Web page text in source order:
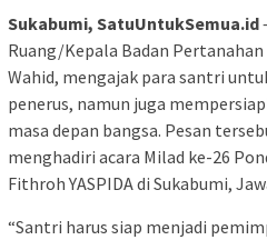
Sukabumi, SatuUntukSemua.id
Ruang/Kepala Badan
Wahid, mengajak para santri
penerus, namun juga
masa depan bangsa. Pesan
menghadiri acara Milad ke-26
Fithroh YASPIDA di Sukabumi,
“Santri harus siap menjadi